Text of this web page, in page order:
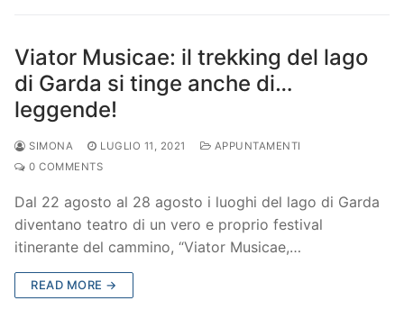
Viator Musicae: il trekking del lago
di Garda si tinge anche di…
leggende!
SIMONA LUGLIO 11, 2021
APPUNTAMENTI
0 COMMENTS
Dal 22 agosto al 28 agosto i luoghi del lago di Garda
diventano teatro di un vero e proprio festival
itinerante del cammino, “Viator Musicae,…
READ MORE →